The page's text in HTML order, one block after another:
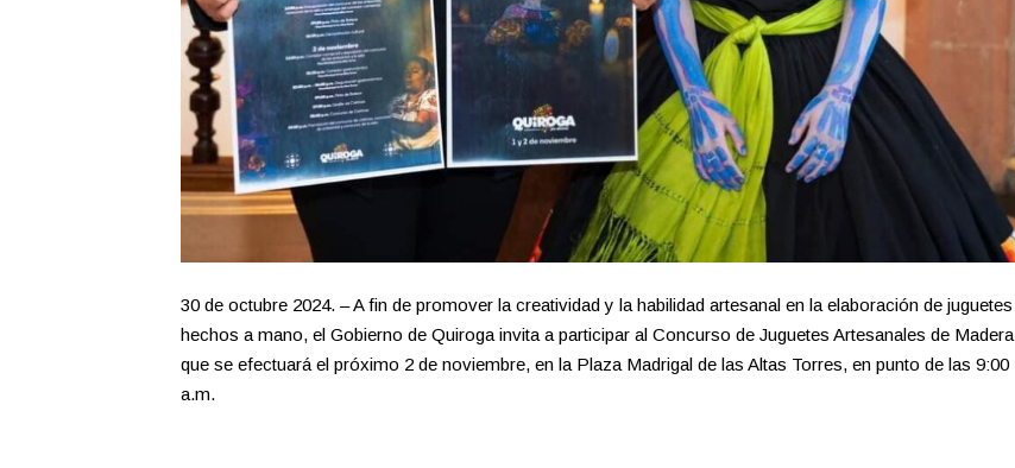
30 de octubre 2024. – A fin de promover la creatividad y la habilidad artesanal en la elaboración de juguetes
hechos a mano, el Gobierno de Quiroga invita a participar al Concurso de Juguetes Artesanales de Madera
que se efectuará el próximo 2 de noviembre, en la Plaza Madrigal de las Altas Torres, en punto de las 9:00
a.m.